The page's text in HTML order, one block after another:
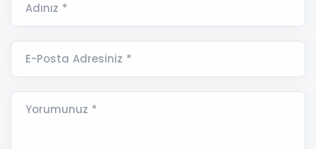
Adınız *
E-Posta Adresiniz *
Yorumunuz *